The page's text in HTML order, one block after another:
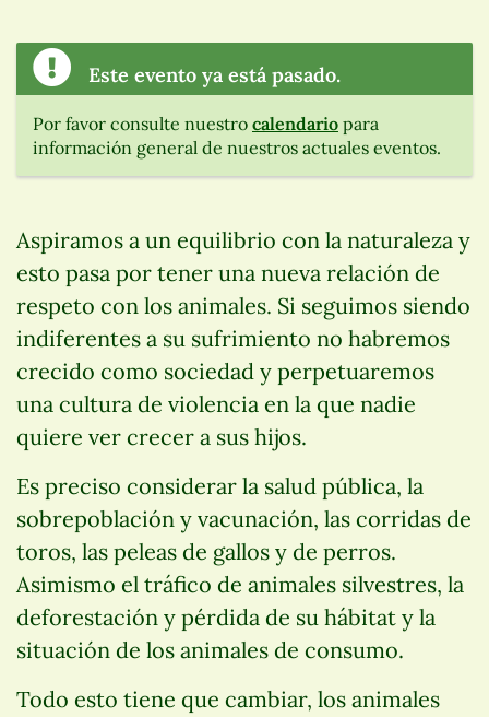
Este evento ya está pasado.
Por favor consulte nuestro calendario para
información general de nuestros actuales eventos.
Aspiramos a un equilibrio con la naturaleza y
esto pasa por tener una nueva relación de
respeto con los animales. Si seguimos siendo
indiferentes a su sufrimiento no habremos
crecido como sociedad y perpetuaremos
una cultura de violencia en la que nadie
quiere ver crecer a sus hijos.
Es preciso considerar la salud pública, la
sobrepoblación y vacunación, las corridas de
toros, las peleas de gallos y de perros.
Asimismo el tráfico de animales silvestres, la
deforestación y pérdida de su hábitat y la
situación de los animales de consumo.
Todo esto tiene que cambiar, los animales